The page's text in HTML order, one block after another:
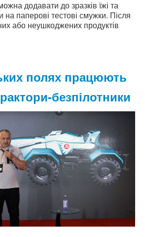
додавати до зразків їжі та
на паперові тестові смужки. Після
або неушкоджених продуктів
полях працюють
безпілотники